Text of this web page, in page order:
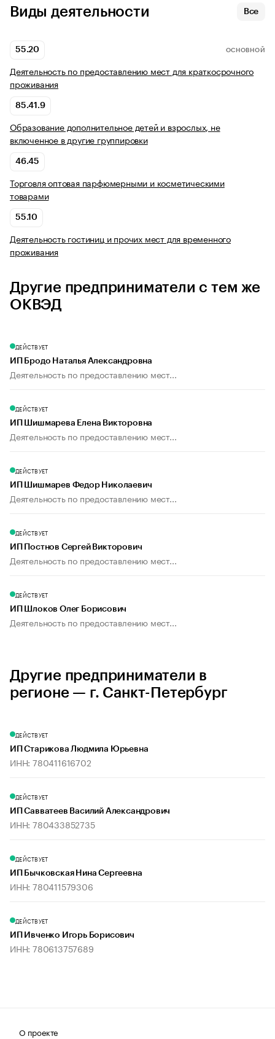
Виды деятельности Все
55.20 ОСНОВНОЙ
Деятельность по предоставлению мест для краткосрочного
проживания
85.41.9
Образование дополнительное детей и взрослых, не
включенное в другие группировки
46.45
Торговля оптовая парфюмерными и косметическими
товарами
55.10
Деятельность гостиниц и прочих мест для временного
проживания
Другие предприниматели с тем же
ОКВЭД
ДЕЙСТВУЕТ
ИП Бродо Наталья Александровна
Деятельность по предоставлению мест...
ДЕЙСТВУЕТ
ИП Шишмарева Елена Викторовна
Деятельность по предоставлению мест...
ДЕЙСТВУЕТ
ИП Шишмарев Федор Николаевич
Деятельность по предоставлению мест...
ДЕЙСТВУЕТ
ИП Постнов Сергей Викторович
Деятельность по предоставлению мест...
ДЕЙСТВУЕТ
ИП Шлоков Олег Борисович
Деятельность по предоставлению мест...
Другие предприниматели в
регионе — г. Санкт-Петербург
ДЕЙСТВУЕТ
ИП Старикова Людмила Юрьевна
ИНН: 780411616702
ДЕЙСТВУЕТ
ИП Савватеев Василий Александрович
ИНН: 780433852735
ДЕЙСТВУЕТ
ИП Бычковская Нина Сергеевна
ИНН: 780411579306
ДЕЙСТВУЕТ
ИП Ивченко Игорь Борисович
ИНН: 780613757689
О проекте